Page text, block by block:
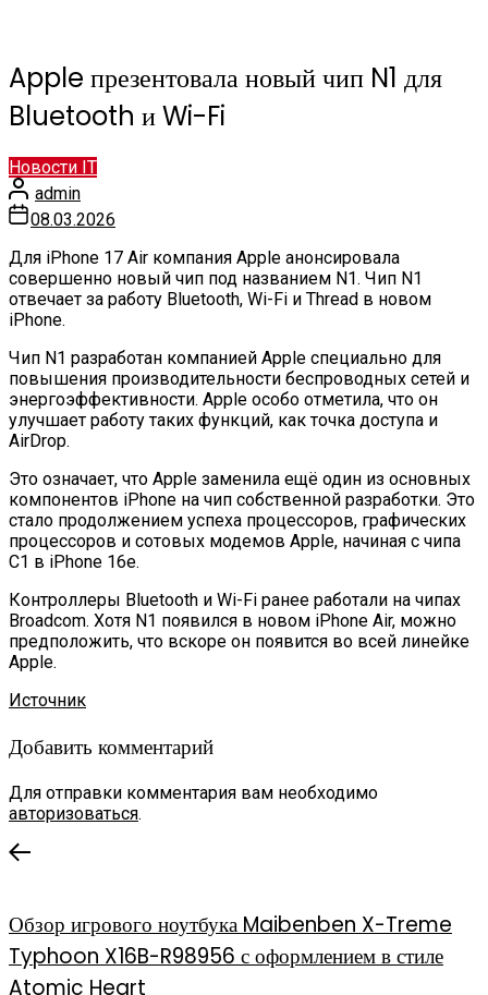
Apple презентовала новый чип N1 для
Bluetooth и Wi-Fi
Новости IT
admin
08.03.2026
Для iPhone 17 Air компания Apple анонсировала
совершенно новый чип под названием N1. Чип N1
отвечает за работу Bluetooth, Wi-Fi и Thread в новом
iPhone.
Чип N1 разработан компанией Apple специально для
повышения производительности беспроводных сетей и
энергоэффективности. Apple особо отметила, что он
улучшает работу таких функций, как точка доступа и
AirDrop.
Это означает, что Apple заменила ещё один из основных
компонентов iPhone на чип собственной разработки. Это
стало продолжением успеха процессоров, графических
процессоров и сотовых модемов Apple, начиная с чипа
C1 в iPhone 16e.
Контроллеры Bluetooth и Wi-Fi ранее работали на чипах
Broadcom. Хотя N1 появился в новом iPhone Air, можно
предположить, что вскоре он появится во всей линейке
Apple.
Источник
Добавить комментарий
Для отправки комментария вам необходимо
авторизоваться.
Обзор игрового ноутбука Maibenben X-Treme
Typhoon X16B-R98956 с оформлением в стиле
Atomic Heart